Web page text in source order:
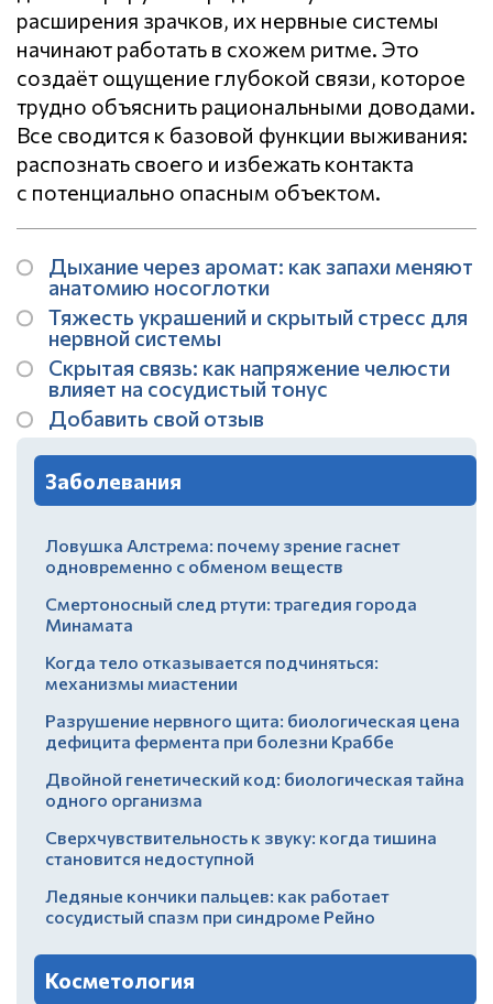
расширения зрачков, их нервные системы
начинают работать в схожем ритме. Это
создаёт ощущение глубокой связи, которое
трудно объяснить рациональными доводами.
Все сводится к базовой функции выживания:
распознать своего и избежать контакта
с потенциально опасным объектом.
Дыхание через аромат: как запахи меняют
анатомию носоглотки
Тяжесть украшений и скрытый стресс для
нервной системы
Скрытая связь: как напряжение челюсти
влияет на сосудистый тонус
Добавить свой отзыв
Заболевания
Ловушка Алстрема: почему зрение гаснет
одновременно с обменом веществ
Смертоносный след ртути: трагедия города
Минамата
Когда тело отказывается подчиняться:
механизмы миастении
Разрушение нервного щита: биологическая цена
дефицита фермента при болезни Краббе
Двойной генетический код: биологическая тайна
одного организма
Сверхчувствительность к звуку: когда тишина
становится недоступной
Ледяные кончики пальцев: как работает
сосудистый спазм при синдроме Рейно
Косметология